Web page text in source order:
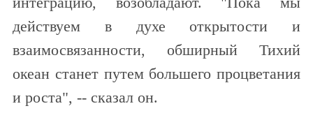
действуем в духе открытости и
взаимосвязанности, обширный Тихий
океан станет путем большего процветания
и роста", -- сказал он.